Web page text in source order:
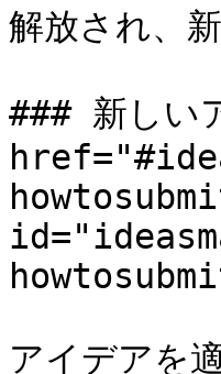
解放され、
### 新しい
アイデアを